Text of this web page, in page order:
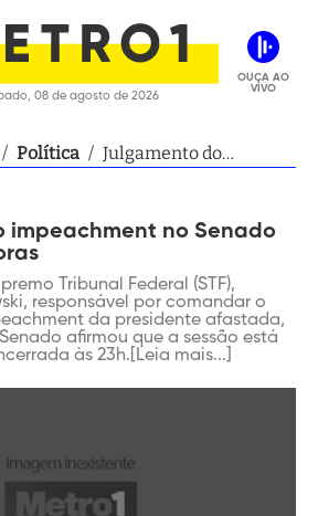
08 de agosto de 2026
OUÇA AO
VIVO
/ Política / Julgamento do
horas
impeachment no Senado
Tribunal Federal (STF),
responsável por comandar o
da presidente afastada,
afirmou que a sessão está
às 23h.[Leia mais...]